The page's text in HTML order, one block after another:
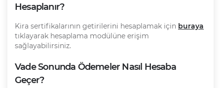
Hesaplanır?
Kira sertifikalarının getirilerini hesaplamak için buraya
tıklayarak hesaplama modülüne erişim
sağlayabilirsiniz.
Vade Sonunda Ödemeler Nasıl Hesaba
Geçer?